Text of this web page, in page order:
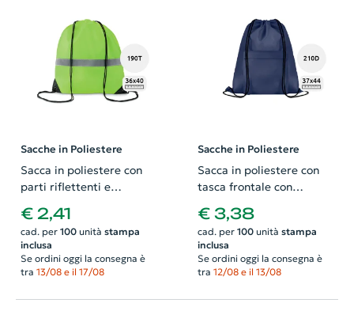
Sacche in Poliestere
Sacca in poliestere con
parti riflettenti e
190T 36x40cm
€ 2,41
cad. per 100unità stampa
inclusa
Se ordini oggi la consegna è
tra 13/08 e il 17/08
Sacche in Poliestere
Sacca in poliestere con
tasca frontale con
da 210D 37x44cm
€ 3,38
cad. per 100unità stampa
inclusa
Se ordini oggi la consegna è
tra 12/08 e il 13/08